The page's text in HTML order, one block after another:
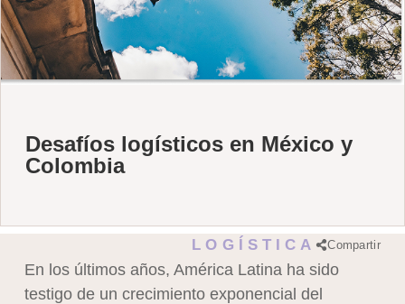
Desafíos logísticos en México y
Colombia
Compartir
LOGÍSTICA
En los últimos años, América Latina ha sido
testigo de un crecimiento exponencial del